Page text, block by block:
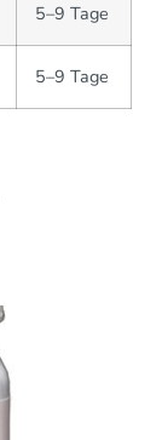
5–9 Tage
5–9 Tage